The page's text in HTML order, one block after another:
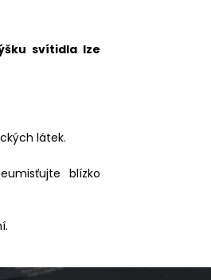
svítidla lze
látek.
blízko